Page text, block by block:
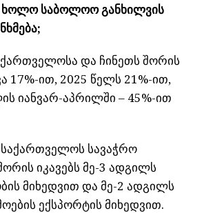
ხოლო საბოლოო განხილვის
და ჩინეთს შორის
17%-ით, 2025 წელს 21%-ით,
იანვარ-აპრილში – 45%-ით
სავაჭრო
იკავებს მე-3 ადგილს
მიხედვით და მე-2 ადგილს
ექსპორტის მიხედვით.